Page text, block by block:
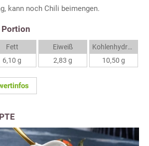
kann noch Chili beimengen.
Portion
Fett
6,10 g
Eiweiß
2,83 g
Kohlenhydrate
10,50 g